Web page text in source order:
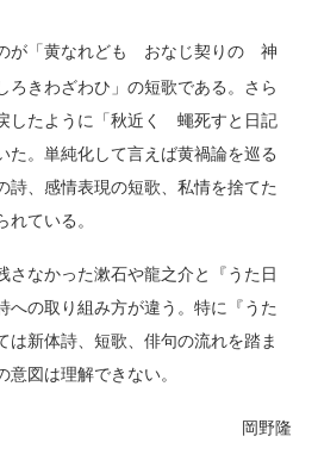
が「黄なれども おなじ契りの 神
ろきわざわひ」の短歌である。さら
したように「秋近く 蠅死すと日記
。単純化して言えば黄禍論を巡る
詩、感情表現の短歌、私情を捨てた
ている。
なかった漱石や龍之介と『うた日
への取り組み方が違う。特に『うた
は新体詩、短歌、俳句の流れを踏ま
図は理解できない。
岡野隆